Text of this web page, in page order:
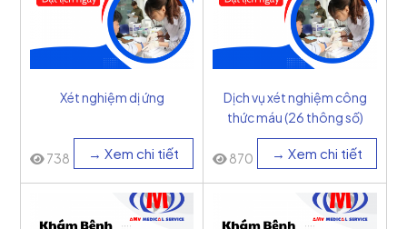
Xét nghiệm dị ứng
738 → Xem chi tiết
Dịch vụ xét nghiệm công
thức máu (26 thông số)
870 → Xem chi tiết